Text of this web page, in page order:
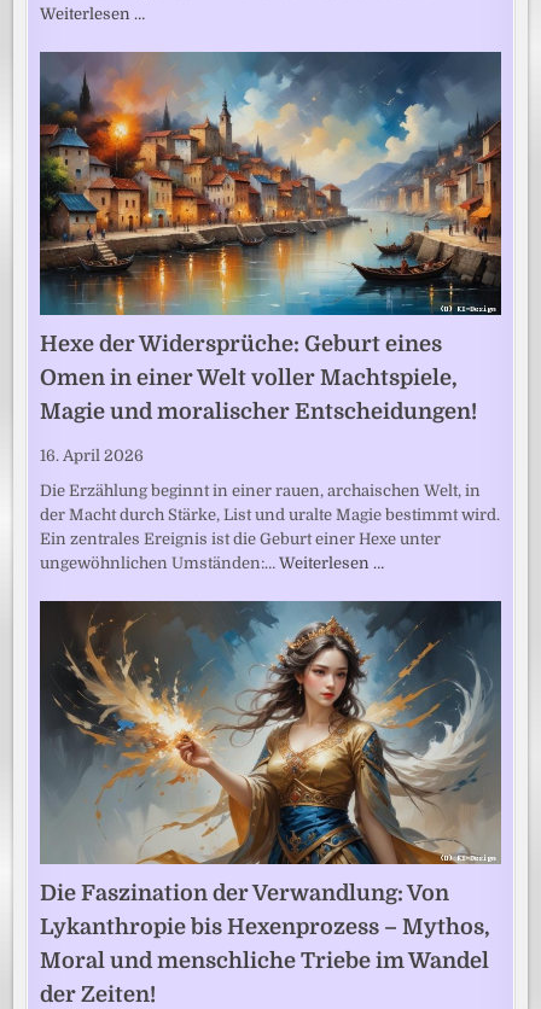
Weiterlesen …
Hexe der Widersprüche: Geburt eines
Omen in einer Welt voller Machtspiele,
Magie und moralischer Entscheidungen!
16. April 2026
Die Erzählung beginnt in einer rauen, archaischen Welt, in
der Macht durch Stärke, List und uralte Magie bestimmt wird.
Ein zentrales Ereignis ist die Geburt einer Hexe unter
ungewöhnlichen Umständen:…Weiterlesen …
Die Faszination der Verwandlung: Von
Lykanthropie bis Hexenprozess – Mythos,
Moral und menschliche Triebe im Wandel
der Zeiten!